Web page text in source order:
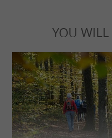
YOU WILL